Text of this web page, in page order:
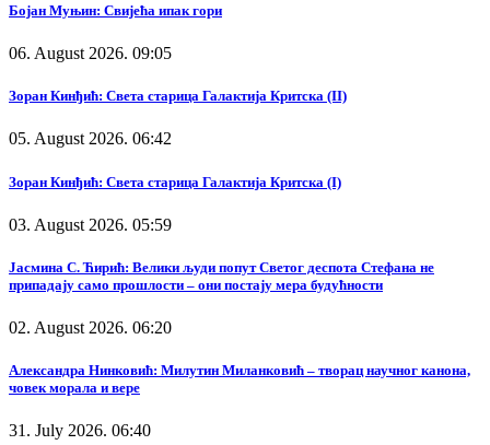
Бојан Муњин: Свијећа ипак гори
06. August 2026. 09:05
Зоран Кинђић: Света старица Галактија Критска (II)
05. August 2026. 06:42
Зоран Кинђић: Света старица Галактија Критска (I)
03. August 2026. 05:59
Јасмина С. Ћирић: Велики људи попут Светог деспота Стефана не
припадају само прошлости – они постају мера будућности
02. August 2026. 06:20
Александра Нинковић: Милутин Миланковић – творац научног канона,
човек морала и вере
31. July 2026. 06:40